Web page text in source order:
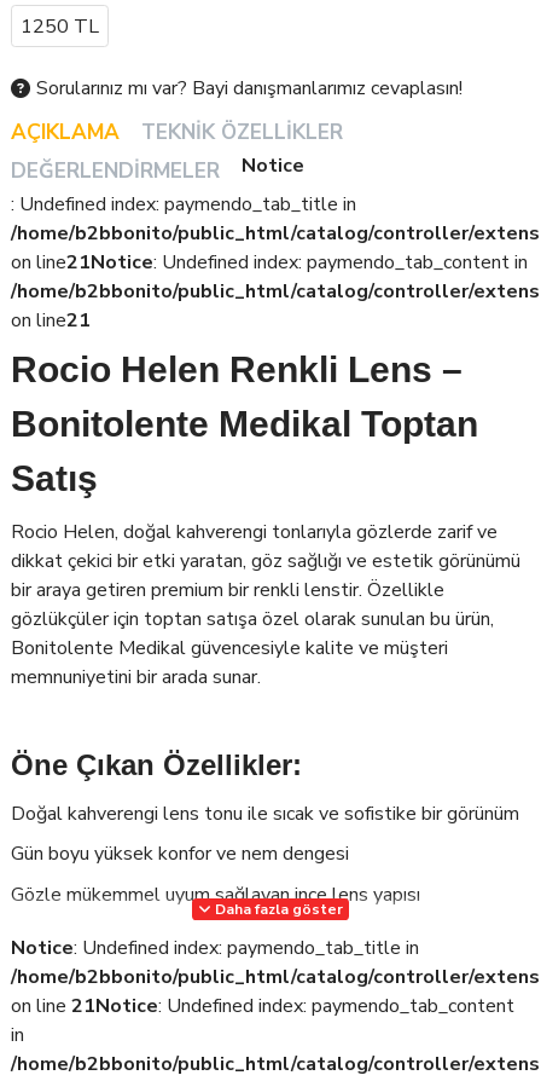
AÇIKLAMA
TEKNIK ÖZELLIKLER
DEĞERLENDIRMELER
Notice
: Undefined index: paymendo_tab_title in
/home/b2bbonito/public_html/catalog/controller/
on line21Notice: Undefined index: paymendo_tab_content in
/home/b2bbonito/public_html/catalog/controller/
on line21
Rocio Helen Renkli Lens –
Bonitolente Medikal Toptan
Satış
Rocio Helen, doğal kahverengi tonlarıyla gözlerde zarif ve
dikkat çekici bir etki yaratan, göz sağlığı ve estetik görünümü
bir araya getiren premium bir renkli lenstir. Özellikle
gözlükçüler için toptan satışa özel olarak sunulan bu ürün,
Bonitolente Medikal güvencesiyle kalite ve müşteri
memnuniyetini bir arada sunar.
Öne Çıkan Özellikler:
Doğal kahverengi lens tonu ile sıcak ve sofistike bir görünüm
Gün boyu yüksek konfor ve nem dengesi
Gözle mükemmel uyum sağlayan ince lens yapısı
Kolay kullanım sağlayan aylık kullanım süresi
Toptan satışa özel avantajlı fiyatlar ile maksimum kar
potansiyeli
Daha fazla göster
Notice: Undefined index: paymendo_tab_title in
/home/b2bbonito/public_html/catalog/controller/
on line 21Notice: Undefined index: paymendo_tab_content
in
/home/b2bbonito/public_html/catalog/controller/
Sorularınız mı var? Bayi danışmanlarımız cevaplasın!
Tavsiye Edilen Satış Fiyatı
1250 TL